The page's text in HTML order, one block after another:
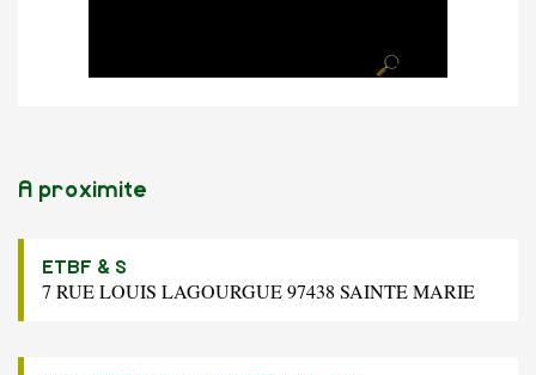
A proximite
ETBF & S
7 RUE LOUIS LAGOURGUE 97438 SAINTE MARIE